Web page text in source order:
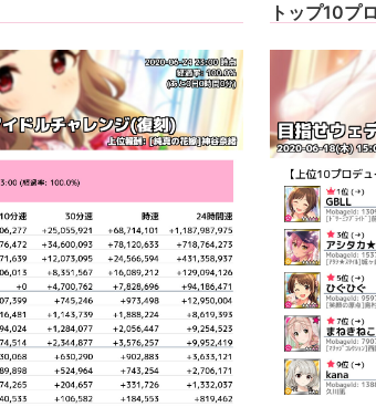
トップ10プ